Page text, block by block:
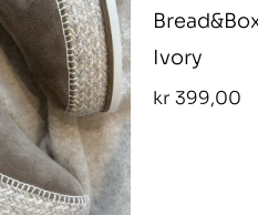
Ivory
kr 399,00